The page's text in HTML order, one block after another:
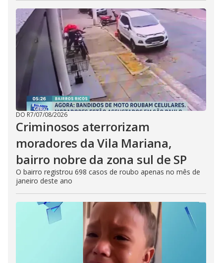
DO R7/07/08/2026
Criminosos aterrorizam
moradores da Vila Mariana,
bairro nobre da zona sul de SP
O bairro registrou 698 casos de roubo apenas no mês de
janeiro deste ano